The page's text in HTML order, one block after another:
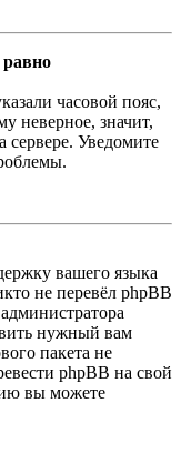
равно
часовой пояс,
неверное, значит,
сервере. Уведомите
вашего языка
не перевёл phpBB
нужный вам
пакета не
phpBB на свой
вы можете